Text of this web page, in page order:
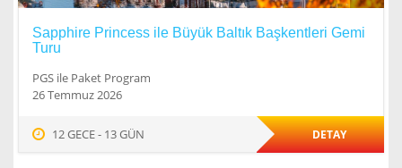
Sapphire Princess ile Büyük Baltık Başkentleri Gemi
Turu
PGS ile Paket Program
26 Temmuz 2026
12 GECE - 13 GÜN DETAY